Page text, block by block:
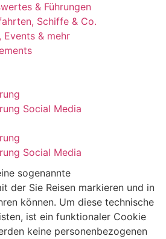
& Führungen
Schiffe & Co.
Events & mehr
Social Media
Social Media
sogenannte
der Sie Reisen markieren und in
können. Um diese technische
ist ein funktionaler Cookie
keine personenbezogenen